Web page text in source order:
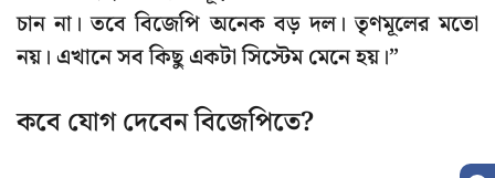
চান না। তবে বিজেপি অনেক বড় দল। তৃণমূলের মতো
নয়। এখানে সব কিছু একটা সিস্টেম মেনে হয়।”
কবে যোগ দেবেন বিজেপিতে?